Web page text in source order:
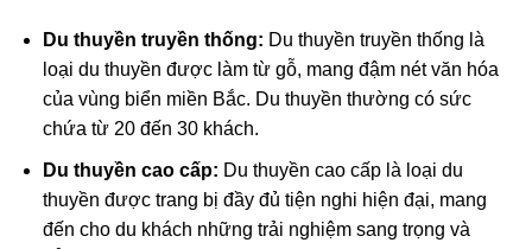
Du thuyền truyền thống: Du thuyền truyền thống là
loại du thuyền được làm từ gỗ, mang đậm nét văn hóa
của vùng biển miền Bắc. Du thuyền thường có sức
chứa từ 20 đến 30 khách.
Du thuyền cao cấp: Du thuyền cao cấp là loại du
thuyền được trang bị đầy đủ tiện nghi hiện đại, mang
đến cho du khách những trải nghiệm sang trọng và